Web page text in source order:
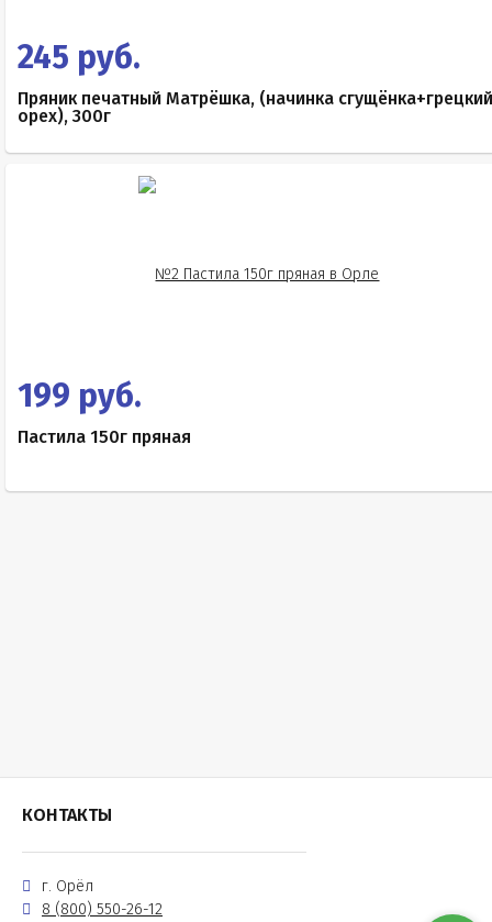
245 руб.
Пряник печатный Матрёшка, (начинка сгущёнка+грецкий
орех), 300г
199 руб.
Пастила 150г пряная
КОНТАКТЫ
г. Орёл
8 (800) 550-26-12